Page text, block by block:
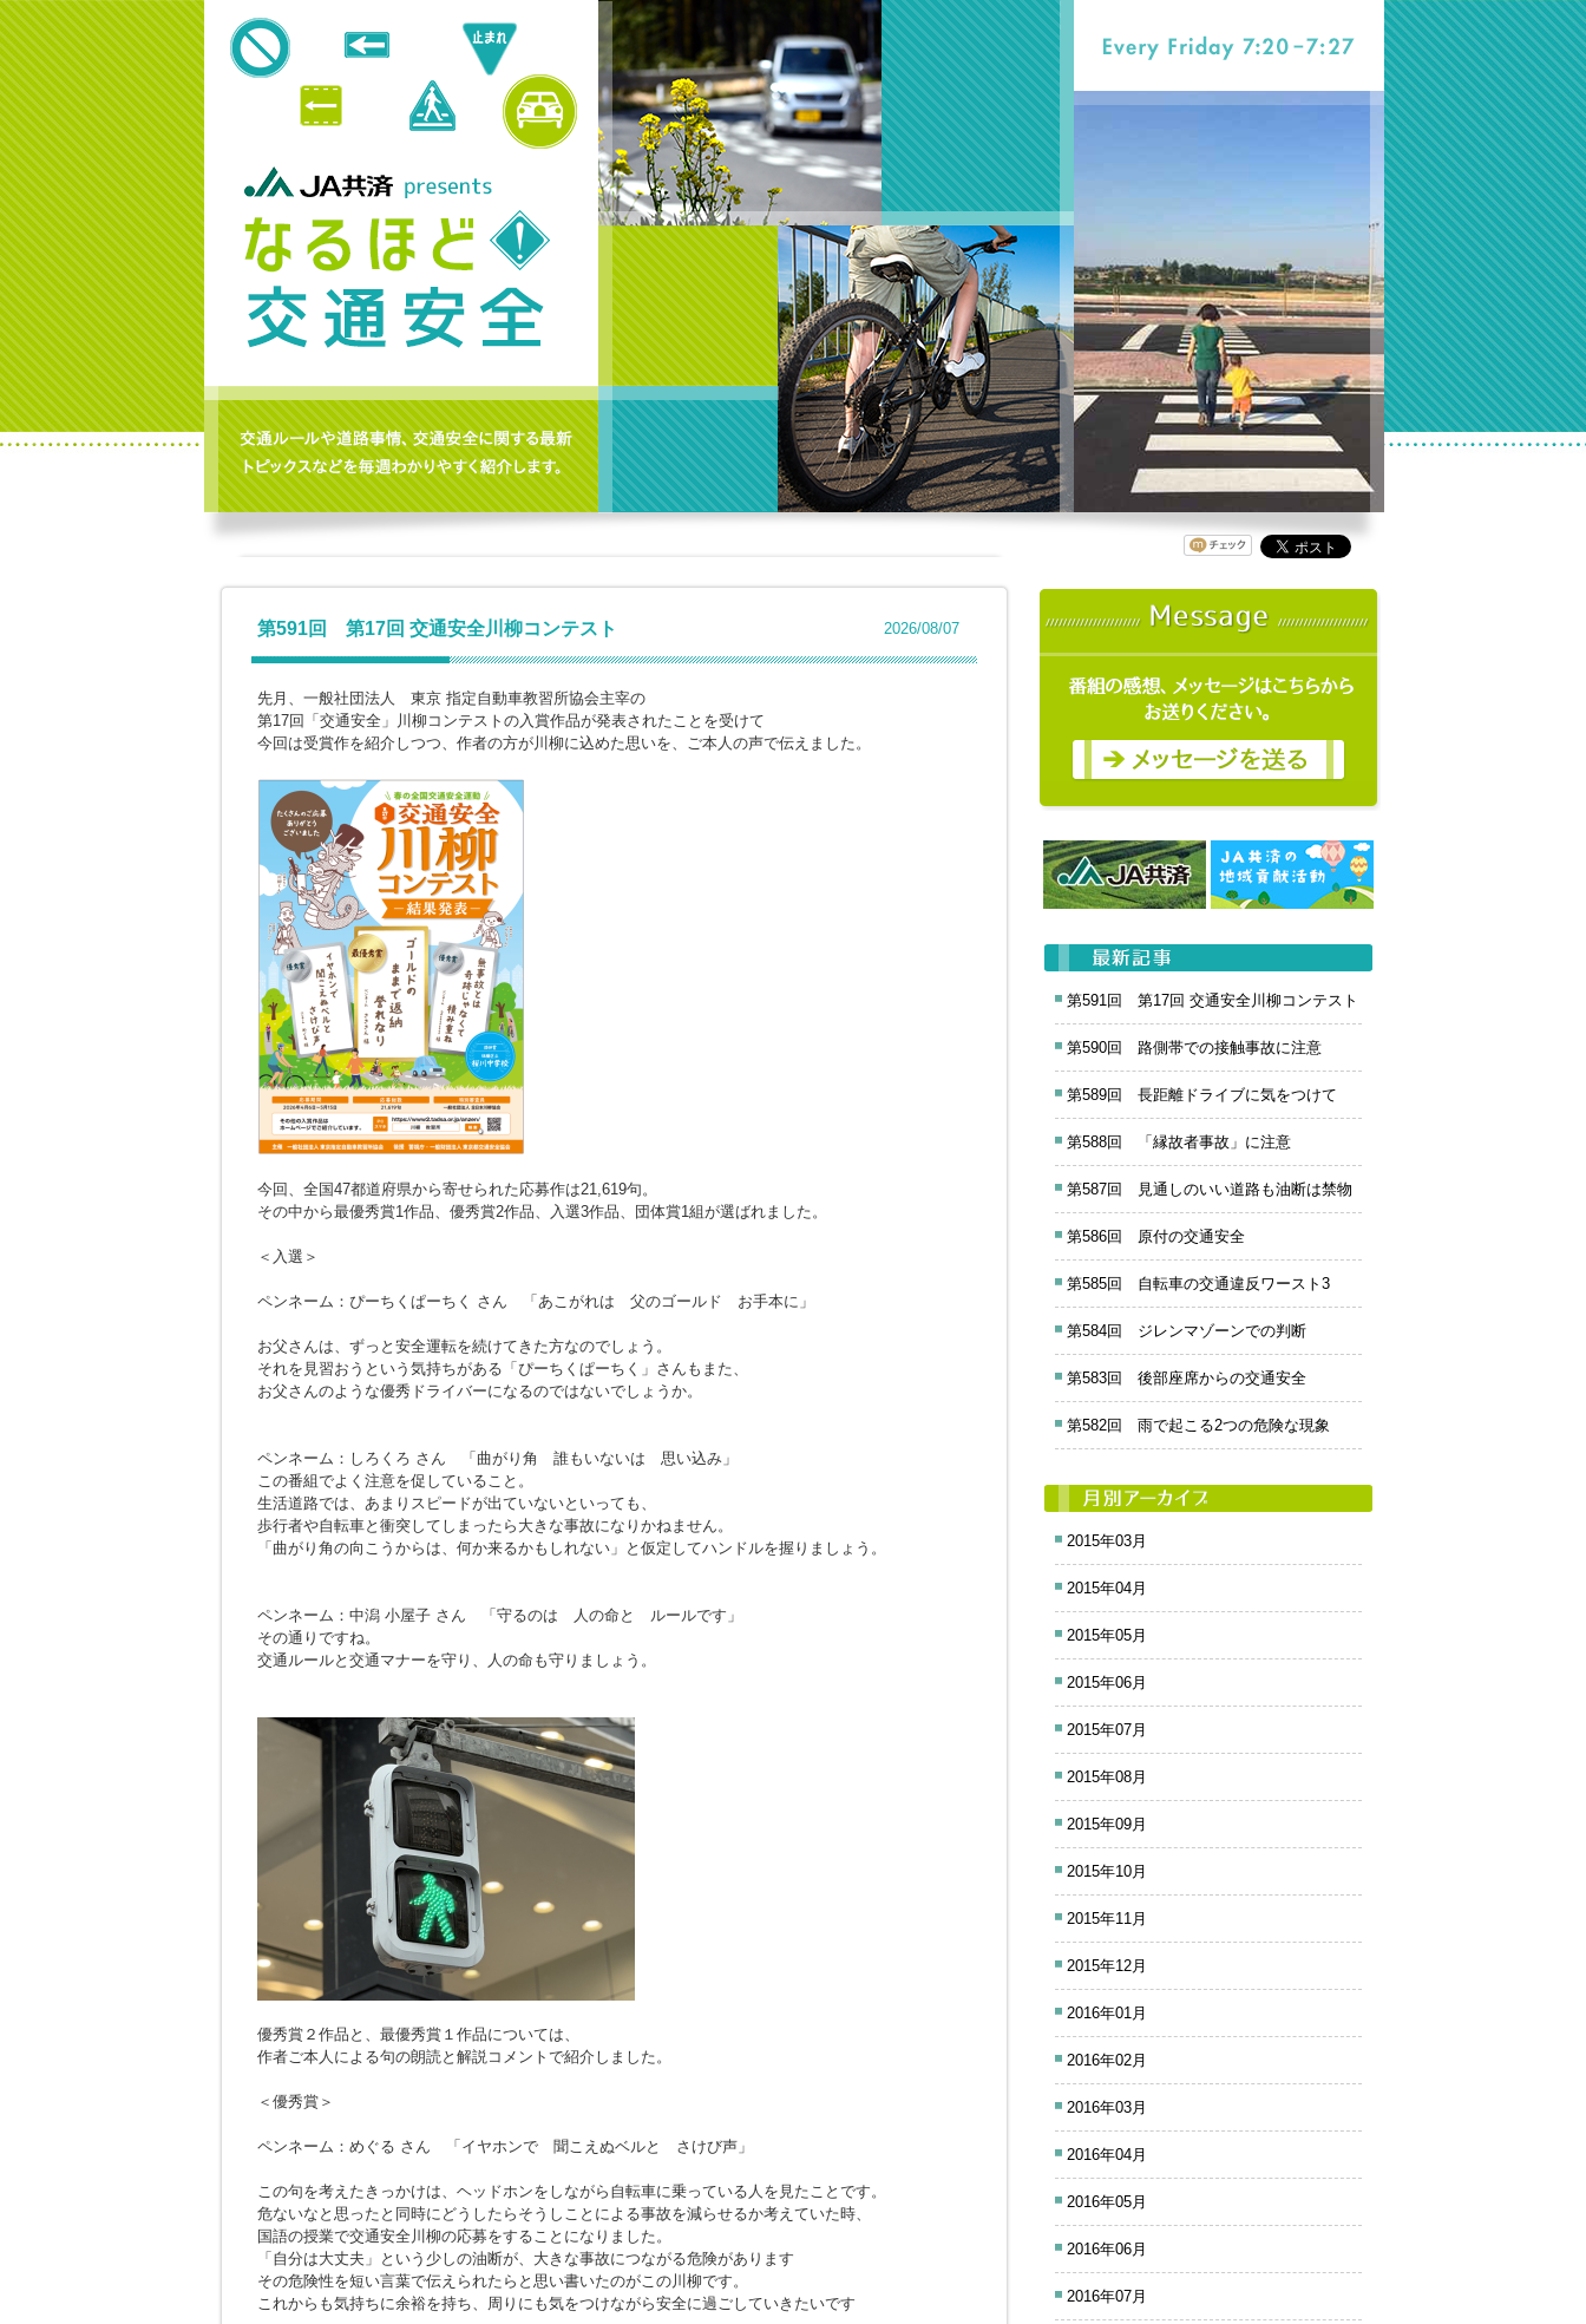
第591回 第17回 交通安全川柳コンテスト 2026/08/07
先月、一般社団法人 東京 指定自動車教習所協会主宰の
第17回「交通安全」川柳コンテストの入賞作品が発表されたことを受けて
今回は受賞作を紹介しつつ、作者の方が川柳に込めた思いを、ご本人の声で伝えました。
今回、全国47都道府県から寄せられた応募作は21,619句。
その中から最優秀賞1作品、優秀賞2作品、入選3作品、団体賞1組が選ばれました。
＜入選＞
ペンネーム：ぴーちくぱーちく さん 「あこがれは 父のゴールド お手本に」
お父さんは、ずっと安全運転を続けてきた方なのでしょう。
それを見習おうという気持ちがある「ぴーちくぱーちく」さんもまた、
お父さんのような優秀ドライバーになるのではないでしょうか。
ペンネーム：しろくろ さん
「曲がり角 誰もいないは 思い込み」
この番組でよく注意を促していること。
生活道路では、あまりスピードが出ていないといっても、
歩行者や自転車と衝突してしまったら大きな事故になりかねません。
「曲がり角の向こうからは、何か来るかもしれない」と仮定してハンドルを握りましょう。
ペンネーム：中潟 小屋子 さん 「 守るのは 人の命と ルールです」
その通りですね。
交通ルールと交通マナーを守り、人の命も守りましょう。
優秀賞２作品と、最優秀賞１作品については、
作者ご本人による句の朗読と解説コメントで紹介しました。
＜優秀賞＞
ペンネーム：めぐる さん 「イヤホンで 聞こえぬベルと さけび声」
この句を考えたきっかけは、ヘッドホンをしながら自転車に乗っている人を見たことです。
危ないなと思ったと同時にどうしたらそうしことによる事故を減らせるか考えていた時、
国語の授業で交通安全川柳の応募をすることになりました。
「自分は大丈夫」という少しの油断が、大きな事故につながる危険があります
その危険性を短い言葉で伝えられたらと思い書いたのがこの川柳です。
これからも気持ちに余裕を持ち、周りにも気をつけながら安全に過ごしていきたいです
第591回 第17回 交通安全川柳コンテスト
第590回 路側帯での接触事故に注意
第589回 長距離ドライブに気をつけて
第588回 「縁故者事故」に注意
第587回 見通しのいい道路も油断は禁物
第586回 原付の交通安全
第585回 自転車の交通違反ワースト3
第584回 ジレンマゾーンでの判断
第583回 後部座席からの交通安全
第582回 雨で起こる2つの危険な現象
2015年03月
2015年04月
2015年05月
2015年06月
2015年07月
2015年08月
2015年09月
2015年10月
2015年11月
2015年12月
2016年01月
2016年02月
2016年03月
2016年04月
2016年05月
2016年06月
2016年07月